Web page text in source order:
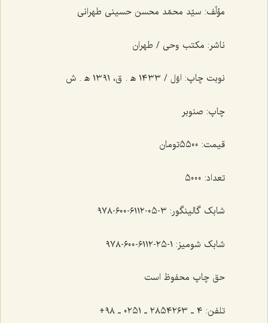
مؤلّف: سیّد محمّد محسن حسینی طهرانی
ناشر: مکتب وحی / طهران
نوبت چاپ: اوّل / ١٤٣٣ ه‍ . ق، ١٣٩١ ه‍ . ش
چاپ: صنوبر
قیمت: ٥٥٠٠تومان
تعداد: ٥٠٠٠
شابک گالینگور: ٣-٠٥-٦١١٢-٦٠٠-٩٧٨
شابک شومیز: ١-٢٥-٦١١٢-٦٠٠-٩٧٨
حق چاپ محفوظ است
تلفن: ٤ ـ ٢٨٥٤٢٦٣ ـ ٠٢٥١ ـ ٩٨+